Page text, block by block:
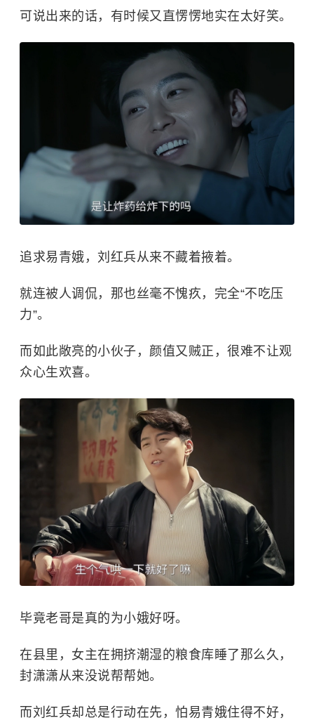
可说出来的话，有时候又直愣愣地实在太好笑。
追求易青娥，刘红兵从来不藏着掖着。
就连被人调侃，那也丝毫不愧疚，完全“不吃压
力”。
而如此敞亮的小伙子，颜值又贼正，很难不让观
众心生欢喜。
毕竟老哥是真的为小娥好呀。
在县里，女主在拥挤潮湿的粮食库睡了那么久，
封潇潇从来没说帮帮她。
而刘红兵却总是行动在先，怕易青娥住得不好，